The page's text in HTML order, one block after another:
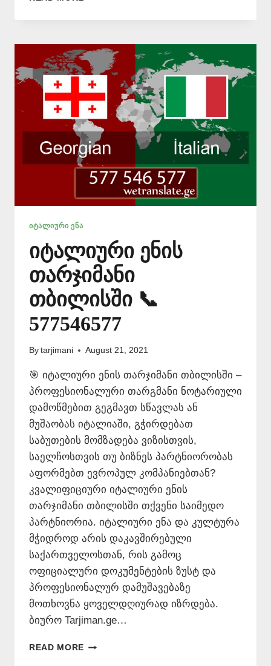
–
ᲘᲢᲐᲚᲘᲣᲠᲘ ᲔᲜᲐ
იტალიური ენის
თარჯიმანი
თბილისში 📞
577546577
By tarjimani August 21, 2021
🎯 იტალიური ენის თარჯიმანი თბილისში –
პროფესიონალური თარგმანი ნოტარიული
დამოწმებით გეგმავთ სწავლას ან
მუშაობას იტალიაში, გჭირდებათ
საბუთების მომზადება ვიზისთვის,
საელჩოსთვის თუ ბიზნეს პარტნიორობას
აფორმებთ ევროპულ კომპანიებთან?
კვალიფიციური იტალიური ენის
თარჯიმანი თბილისში თქვენი საიმედო
პარტნიორია. იტალიური ენა და კულტურა
მჭიდროდ არის დაკავშირებული
საქართველოსთან, რის გამოც
ოფიციალური დოკუმენტების ზუსტ და
პროფესიონალურ დამუშავებაზე
მოთხოვნა ყოველდღიურად იზრდება.
ბიურო Tarjiman.ge…
READ MORE ᲘᲢᲐᲚᲘᲣᲠᲘ